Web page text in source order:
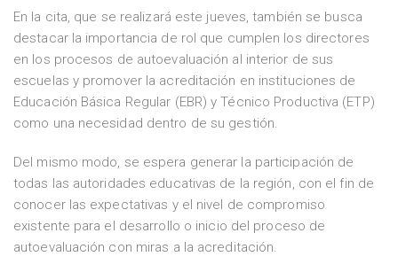
En la cita, que se realizará este jueves, también se busca
destacar la importancia de rol que cumplen los directores
en los procesos de autoevaluación al interior de sus
escuelas y promover la acreditación en instituciones de
Educación Básica Regular (EBR) y Técnico Productiva (ETP)
como una necesidad dentro de su gestión.
Del mismo modo, se espera generar la participación de
todas las autoridades educativas de la región, con el fin de
conocer las expectativas y el nivel de compromiso
existente para el desarrollo o inicio del proceso de
autoevaluación con miras a la acreditación.